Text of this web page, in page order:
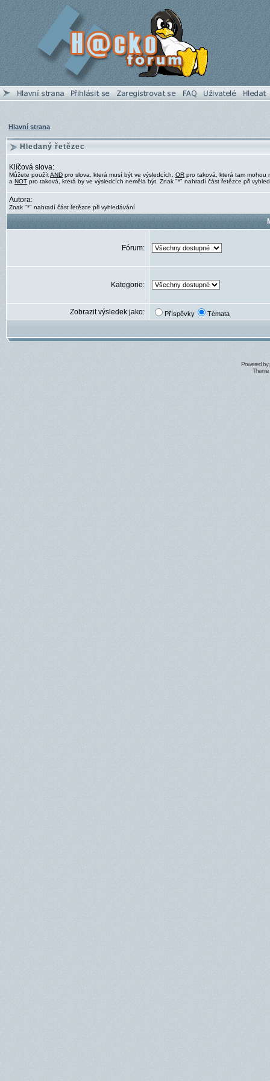
Hlavní strana
Hledaný řetězec
Klíčová slova:
Můžete použítAND pro slova, která musí být ve výsledcích, OR pro taková, která tam mohou
a NOT pro taková, která by ve výsledcích neměla být. Znak "*" nahradí část řetězce při
Autora:
Znak "*" nahradí část řetězce při vyhledávání
Fórum:
Kategorie:
Zobrazit výsledek jako: Příspěvky Témata
Powered by
Theme